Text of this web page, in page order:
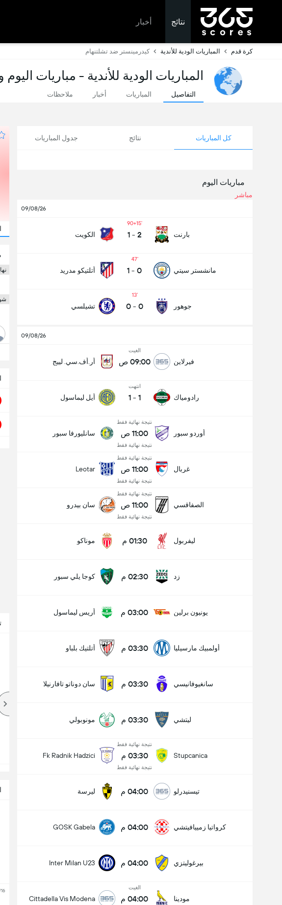
نتائج أخبار
كرة قدم المباريات الودية للأندية كيدرمينستر ضد تشلتنهام
المباريات الودية للأندية - مباريات
التفاصيل المباريات أخبار ملاحظات
كل المباريات نتائج جدول المباريات
مباريات اليوم
مباشر
09/08/26
بارنت
90+15
2
-
1 الكويت
مانشستر سيتي
47
0
-
1 أتلتيكو مدريد
جوهور
13
0
-
0 تشيلسي
09/08/26
فيرلاين
الغيت
09:00 ص أر.أف.سي. لييج
رادومياك
انتهت
1
-
1 أيل ليماسول
أوردو سبور
نتيجة نهائية فقط
11:00 ص
نتيجة نهائية فقط
سانليورفا سبور
غربال
نتيجة نهائية فقط
11:00 ص
نتيجة نهائية فقط
Leotar
الصفاقسي
نتيجة نهائية فقط
11:00 ص
نتيجة نهائية فقط
سان بيدرو
ليفربول 01:30 م موناكو
زد 02:30 م كوجا يلي سبور
يونيون برلين 03:00 م أريس ليماسول
أولمبيك مارسيليا 03:30 م أتلتيك بلباو
سانغيوفانيسي 03:30 م سان دوناتو تافارنيلا
ليتشي 03:30 م مونوبولي
Stupcanica
نتيجة نهائية فقط
03:30 م
نتيجة نهائية فقط
Fk Radnik Hadzici
تيسنيدرلو 04:00 م ليرسة
كرواتيا زمييافيتشي 04:00 م GOSK Gabela
بيرغوليتزي 04:00 م Inter Milan U23
مودينا
الغيت
04:00 م Cittadella Vis Modena
عدد الاهداف (2.5)